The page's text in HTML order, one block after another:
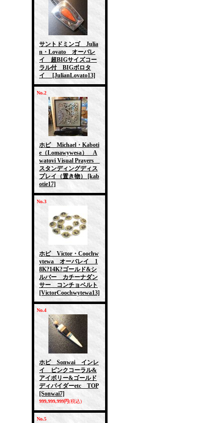
サントドミンゴ Julia
n・Lovato オーバレ
イ 超BIGサイズコー
ラル付 BIGボロタ
イ
[JulianLovato13]
No.2
ホピ Michael・Kaboti
e（Lomawywesa） A
watovi Visual Prayers
スタンディングディス
プレイ（置き物）
[kab
otie17]
No.3
ホピ Victor・Coochw
ytewa オーバレイ 1
8K?14K?ゴールド&シ
ルバー カチーナダン
サー コンチョベルト
[VictorCoochwytewa13]
No.4
ホピ Sonwai インレ
イ ピンクコーラル&
アイボリー&ゴールド
ディバイダーetc TOP
[Sonwai7]
999,999,999円(税込)
No.5